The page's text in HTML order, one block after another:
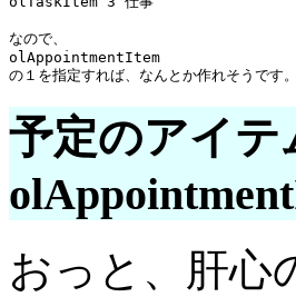
なので、
olAppointmentItem
予定のアイテ
おっと、肝心